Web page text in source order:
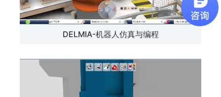
DELMIA-机器人仿真与编程